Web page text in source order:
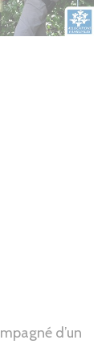
d’un